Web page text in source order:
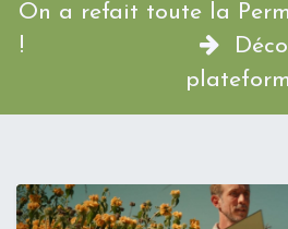
On a refait toute la
!